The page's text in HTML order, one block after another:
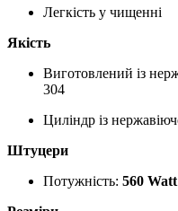
Легкість у чищенні
Якість
Виготовлений із
304
Циліндр із
Штуцери
Потужність: 560 Watt